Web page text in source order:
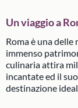
Un viaggio a
Roma è una delle
immenso
culinaria attira
incantate ed il
destinazione